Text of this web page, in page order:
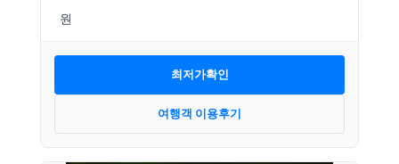
최저가확인
여행객 이용후기